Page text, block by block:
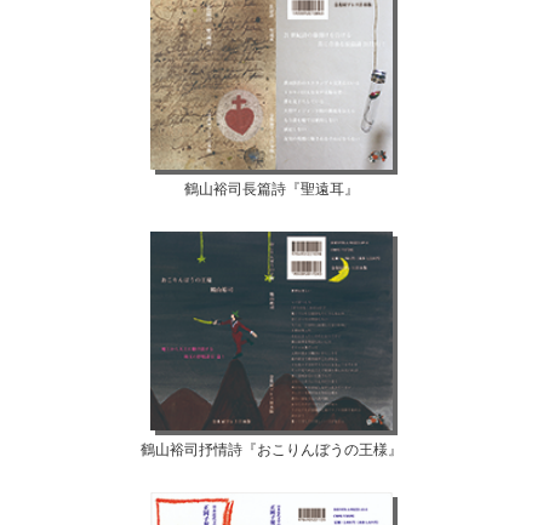
鶴山裕司長篇詩『聖遠耳』
鶴山裕司抒情詩『おこりんぼうの王様』